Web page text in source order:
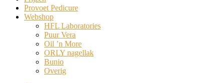
Provoet Pedicure
Webshop
HFL Laboratories
Puur Vera
Oil ’n More
ORLY nagellak
Bunio
Overig